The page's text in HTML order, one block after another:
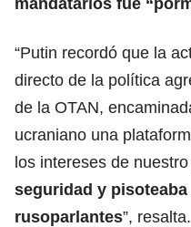
“Putin recordó que la
directo de la política
de la OTAN,
ucraniano una
los intereses de
seguridad y
rusoparlantes”, resalta.